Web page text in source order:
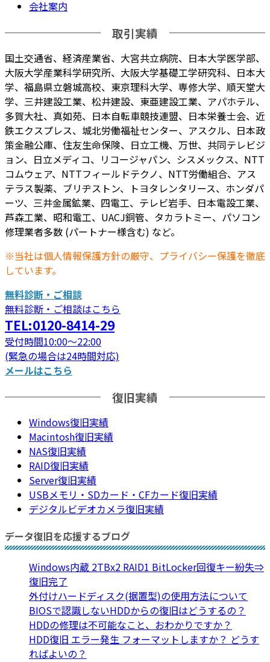
会社案内
取引実績
国土交通省、経済産業省、大宮共立病院、日本大学医学部、
大阪大学産業科学研究所、大阪大学基礎工学研究科、日本大
学、福島県立磐城高校、東京理科大学、専修大学、順天堂大
学、三井建設工業、松井建設、東亜建設工業、アパホテル、
多賀大社、真如苑、日本自転車競技連盟、日本栄養士会、近
鉄エクスプレス、城北労働福祉センター、アスクル、日本政
策金融公庫、住友生命保険、日立工機、万世、共同テレビジ
ョン、日立メディコ、リコージャパン、シスメックス、NTT
コムウェア、NTTフィールドテクノ、NTT労働組合、アス
テラス製薬、ブリヂストン、トヨタレンタリース、ホンダパ
ーツ、三井金属鉱業、四電工、テレビ岩手、日本電設工業、
芦森工業、昭和電工、UACJ銅管、タカラトミー、パソコン
修理業者多数 (パートナー様含む) など。
※当社は個人情報保護方針の厳守、プライバシー保護を徹底
しています。
無料診断・ご相談
無料診断・ご相談はこちら
TEL:0120-8414-29
受付時間10:00～22:00
(緊急の場合は24時間対応)
メールはこちら
復旧実績
Windows復旧実績
Macintosh復旧実績
NAS復旧実績
RAID復旧実績
Server復旧実績
USBメモリ・SDカード・CFカード復旧実績
デジタルビデオカメラ復旧実績
データ復旧を応援するブログ
Windows内蔵 2TBx2 RAID1 BitLocker回復キー紛失⇒
復旧完了
外付けハードディスク(据置型)の使用方法について
BIOSで認識しないHDDからの復旧はどうするの？
HDDの修理は不可能なこと、おわかりですか？
HDD復旧 エラー発生 フォーマットしますか？ どうす
ればよいの？